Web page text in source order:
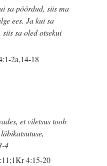
sa pöördud, siis ma
ees. Ja kui sa
sa oled otsekui
2a,14-18
et viletsus toob
4
4:15-20